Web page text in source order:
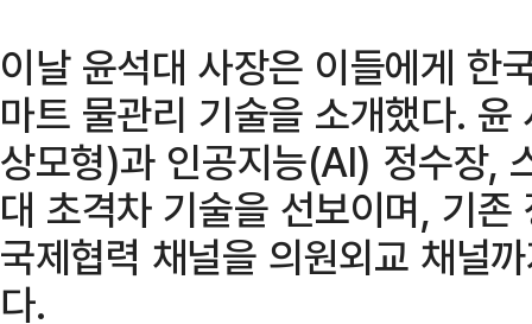
이날 윤석대 사장은 이들에게 한
마트 물관리 기술을 소개했다.
상모형)과 인공지능(AI) 정수장,
대 초격차 기술을 선보이며, 기존
국제협력 채널을 의원외교 채널
다.